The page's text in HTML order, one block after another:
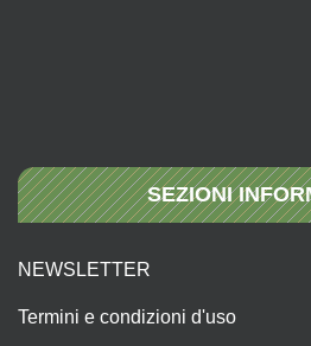
SEZIONI
NEWSLETTER
Termini e condizioni d'uso